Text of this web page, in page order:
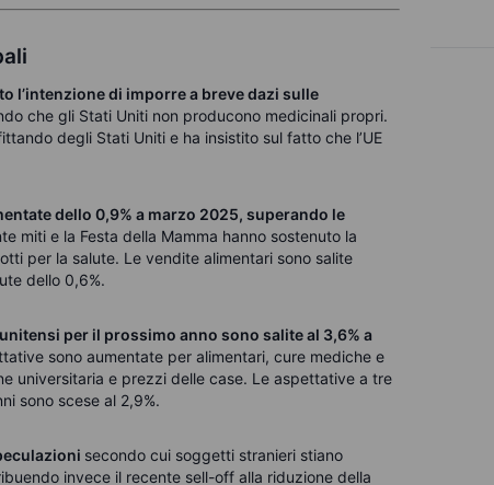
l’intenzione di imporre a breve dazi sulle
che gli Stati Uniti non producono medicinali propri.
degli Stati Uniti e ha insistito sul fatto che l’UE
dello 0,9% a marzo 2025, superando le
miti e la Festa della Mamma hanno sostenuto la
per la salute. Le vendite alimentari sono salite
dello 0,6%.
per il prossimo anno sono salite al 3,6% a
sono aumentate per alimentari, cure mediche e
universitaria e prezzi delle case. Le aspettative a tre
sono scese al 2,9%.
secondo cui soggetti stranieri stiano
invece il recente sell-off alla riduzione della